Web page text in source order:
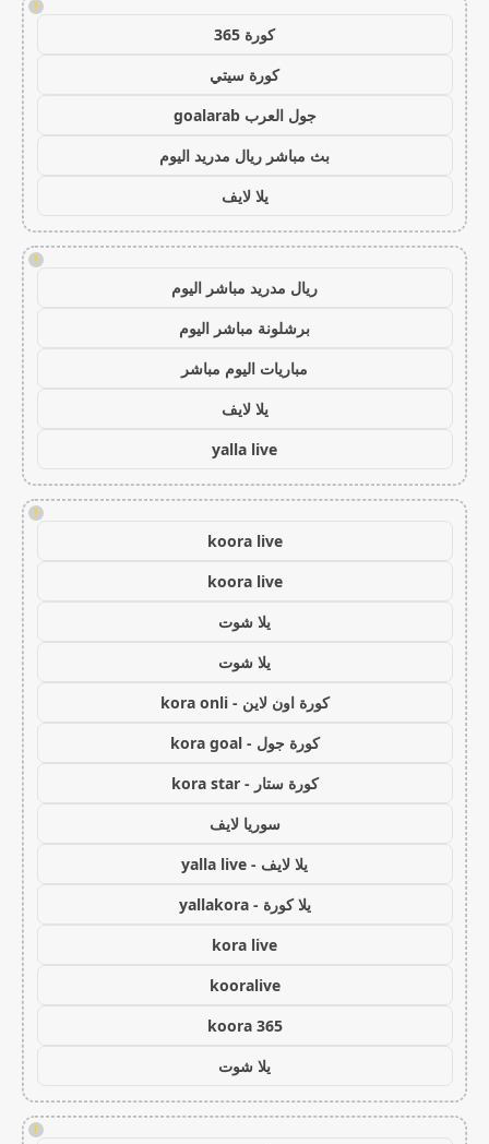
!
كورة 365
كورة سيتي
جول العرب goalarab
بث مباشر ريال مدريد اليوم
يلا لايف
!
ريال مدريد مباشر اليوم
برشلونة مباشر اليوم
مباريات اليوم مباشر
يلا لايف
yalla live
!
koora live
koora live
يلا شوت
يلا شوت
كورة اون لاين - kora onli
كورة جول - kora goal
كورة ستار - kora star
سوريا لايف
يلا لايف - yalla live
يلا كورة - yallakora
kora live
kooralive
koora 365
يلا شوت
!